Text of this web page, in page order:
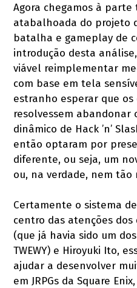
Agora chegamos à
atabalhoada do projeto
batalha e gameplay de
introdução desta
viável reimplementar
com base em tela
estranho esperar que os
resolvessem
dinâmico de Hack ’n’
então optaram por
diferente, ou seja, um
ou, na verdade, nem tão
Certamente o sistema
centro das atenções dos
(que já havia sido um
TWEWY) e Hiroyuki Ito,
ajudar a desenvolver
em JRPGs da Square